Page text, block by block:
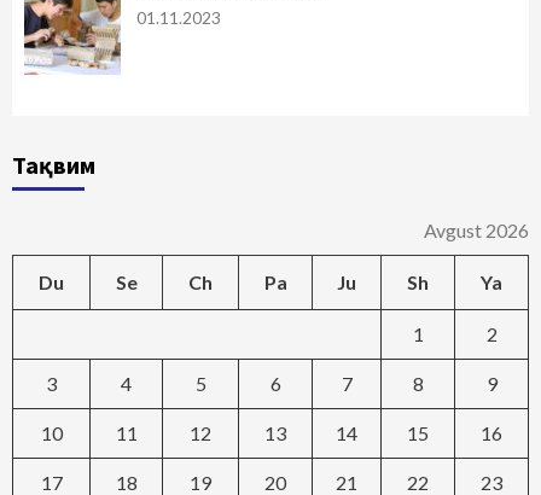
01.11.2023
Тақвим
Avgust 2026
Du Se Ch Pa Ju Sh Ya
1 2
3 4 5 6 7 8 9
10 11 12 13 14 15 16
17 18 19 20 21 22 23